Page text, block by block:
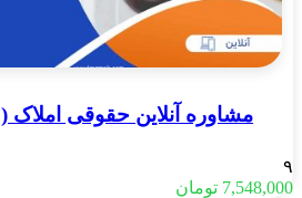
مشاوره آنلاین حقوقی املاک ( ۴۵ دقیقه ای ) 💻
۹
7,548,000 تومان